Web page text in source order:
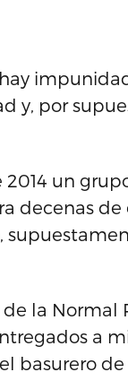
hay
y, por
un
decenas
la Normal
a
basurero de